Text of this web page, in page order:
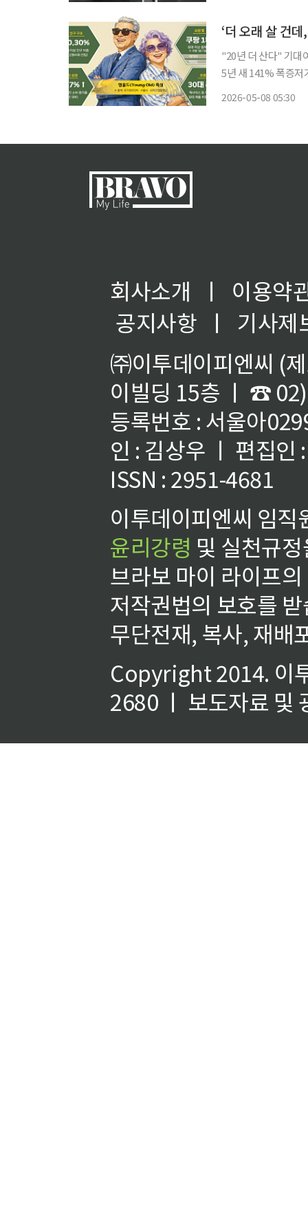
"20년 더 산다" 기대
5년 새 141% 폭증
2026-05-08 05:30
회사소개 ㅣ
이용약
공지사항
ㅣ
기사제
㈜이투데이피엔씨 (
이빌딩 15층 ㅣ ☎
등록번호 : 서울아
인 : 김상우 ㅣ 편집인
ISSN : 2951-4681
이투데이피엔씨 임
윤리강령 및 실천규
브라보 마이 라이프
저작권법의 보호를
무단전재, 복사, 재배
Copyright 2014. 이
2680 ㅣ 보도자료